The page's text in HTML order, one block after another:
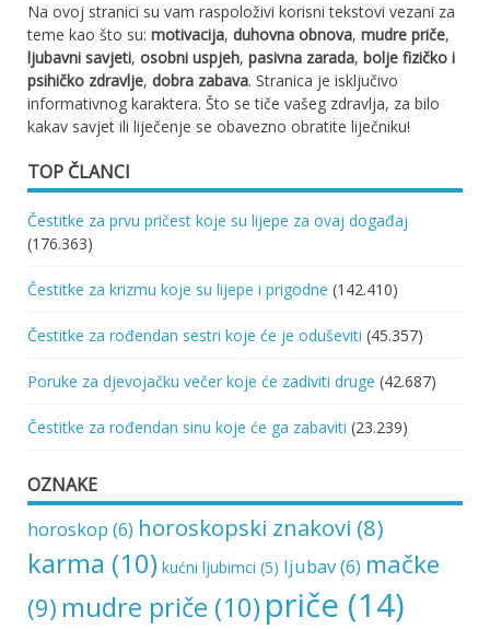
Na ovoj stranici su vam raspoloživi korisni tekstovi vezani za
teme kao što su: motivacija, duhovna obnova, mudre priče,
ljubavni savjeti, osobni uspjeh, pasivna zarada, bolje fizičko i
psihičko zdravlje, dobra zabava. Stranica je isključivo
informativnog karaktera. Što se tiče vašeg zdravlja, za bilo
kakav savjet ili liječenje se obavezno obratite liječniku!
TOP ČLANCI
Čestitke za prvu pričest koje su lijepe za ovaj događaj
(176.363)
Čestitke za krizmu koje su lijepe i prigodne (142.410)
Čestitke za rođendan sestri koje će je oduševiti (45.357)
Poruke za djevojačku večer koje će zadiviti druge (42.687)
Čestitke za rođendan sinu koje će ga zabaviti (23.239)
OZNAKE
horoskop (6) horoskopski znakovi (8)
karma (10) kućni ljubimci (5) ljubav(6) mačke
(9) mudre priče (10) priče (14)